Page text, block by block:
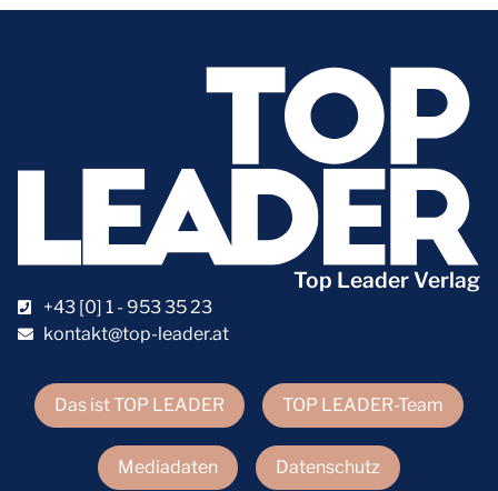
Das ist TOP LEADER TOP LEADER-Team
Mediadaten Datenschutz
Top Leader Verlag
+43 [0] 1 - 953 35 23
kontakt@top-leader.at